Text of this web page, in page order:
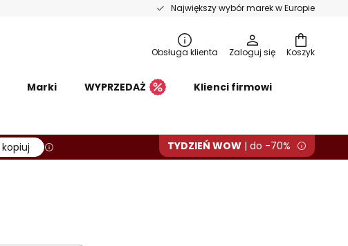
Największy wybór marek w Europie
Koszyk
Obsługa klienta Zaloguj się
Marki WYPRZEDAŻ Klienci firmowi
kopiuj TYDZIEŃ WOW | do -70%